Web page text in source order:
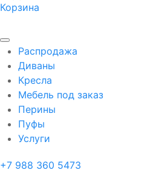
Корзина
Распродажа
Диваны
Кресла
Мебель под заказ
Перины
Пуфы
Услуги
+7 988 360 5473